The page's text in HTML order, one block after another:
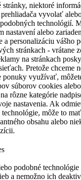
niektoré
vyvolať
technológií.
nastavení alebo
a personalizáciu vášho
stránkach - vrátane
na stránkach
Pretože chceme
ponuky využívať,
súborov cookies
rôzne kategórie
nastavenia. Ak
môže to
obsahu alebo
podobné
a nemožno ich